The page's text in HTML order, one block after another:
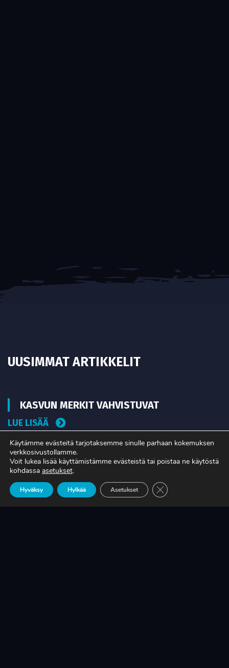
UUSIMMAT ARTIKKELIT
KASVUN MERKIT VAHVISTUVAT
LUE LISÄÄ
TIEDÄTKÖ, MITÄ TUOTANTONNE OIKEASTI
MAKSAA?
LUE LISÄÄ
Käytämme evästeitä tarjotaksemme sinulle parhaan kokemuksen
verkkosivustollamme.
Voit lukea lisää käyttämistämme evästeistä tai poistaa ne käytöstä
kohdassa asetukset.
Hyväksy Hylkää Asetukset Sulje evästebanneri